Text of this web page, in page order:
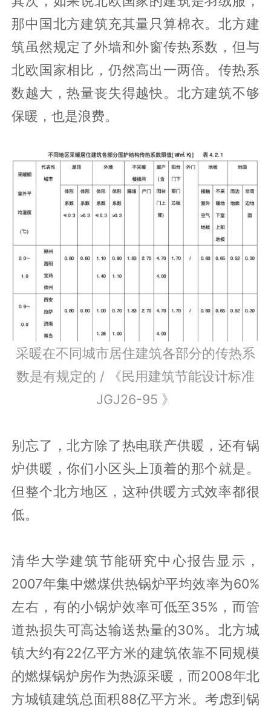
那中国北方建筑充其量只算棉衣。北方建
筑虽然规定了外墙和外窗传热系数，但与
北欧国家相比，仍然高出一两倍。传热系
数越大，热量丧失得越快。北方建筑不够
保暖，也是浪费。
采暖在不同城市居住建筑各部分的传热系
数是有规定的 / 《民用建筑节能设计标准
JGJ26-95 》
别忘了，北方除了热电联产供暖，还有锅
炉供暖，你们小区头上顶着的那个就是。
但整个北方地区，这种供暖方式效率都很
低。
清华大学建筑节能研究中心报告显示，
2007年集中燃煤供热锅炉平均效率为60%
左右，有的小锅炉效率可低至35%，而管
道热损失可高达输送热量的30%。北方城
镇大约有22亿平方米的建筑依靠不同规模
的燃煤锅炉房作为热源采暖，而2008年北
方城镇建筑总面积88亿平方米。考虑到锅